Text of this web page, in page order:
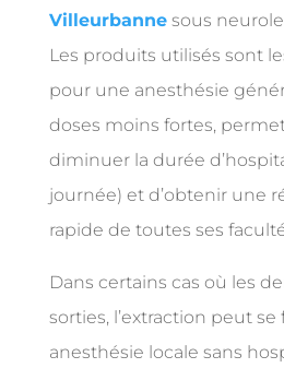
Villeurbannesous
Les produits utilisés sont
pour une anesthésie
doses moins fortes,
diminuer la durée
journée) et d’obtenir une
rapide de toutes ses
Dans certains cas où les
sorties, l’extraction peut se
anesthésie locale sans